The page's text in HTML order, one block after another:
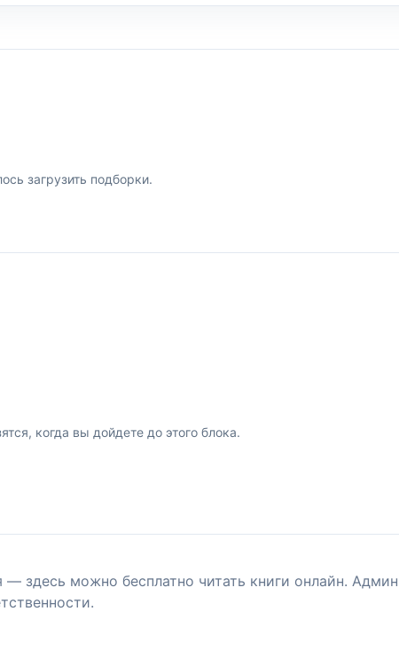
загрузить подборки.
когда вы дойдете до этого блока.
здесь можно бесплатно читать книги онлайн.